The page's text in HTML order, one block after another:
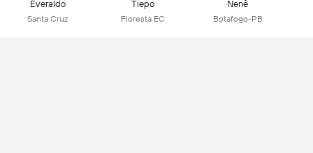
Everaldo
Santa Cruz
Tiepo
Floresta EC
Nenê
Botafogo-PB